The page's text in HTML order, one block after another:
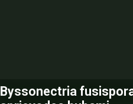
Byssonectria